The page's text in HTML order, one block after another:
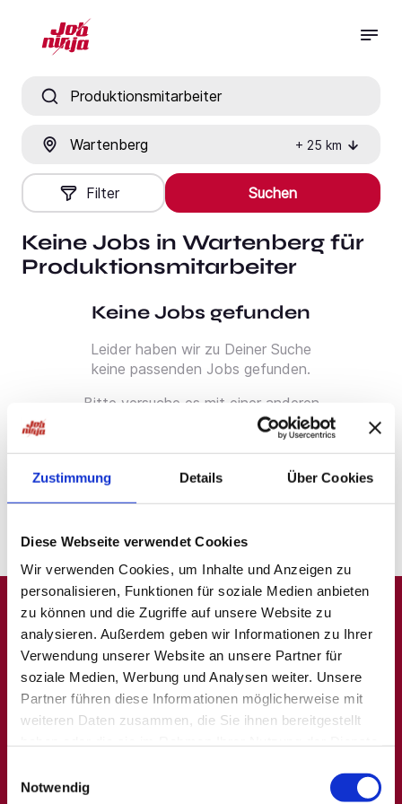
Zustimmung Details Über Cookies
Diese Webseite verwendet Cookies
Wir verwenden Cookies, um Inhalte und Anzeigen zu
personalisieren, Funktionen für soziale Medien anbieten
zu können und die Zugriffe auf unsere Website zu
analysieren. Außerdem geben wir Informationen zu Ihrer
Verwendung unserer Website an unsere Partner für
soziale Medien, Werbung und Analysen weiter. Unsere
Partner führen diese Informationen möglicherweise mit
weiteren Daten zusammen, die Sie ihnen bereitgestellt
Notwendig
+ 25 km
Filter Suchen
Keine Jobs in Wartenberg für
Produktionsmitarbeiter
Keine Jobs gefunden
Leider haben wir zu Deiner Suche
keine passenden Jobs gefunden.
Bitte versuche es mit einer anderen
probiere unsere "Jobsuche andersrum"
A B C D E F G H I J K L M N O P Q
R S T U V W X Y Z 0-9